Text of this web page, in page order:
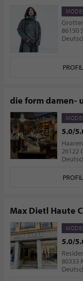
86150
PROFIL
die form damen-
5.0/
26122
PROFIL
Max Dietl Haute
5.0/
80333